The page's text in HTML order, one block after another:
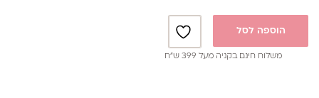
הוספה לסל
משלוח חינם בקניה מעל 399 ש”ח